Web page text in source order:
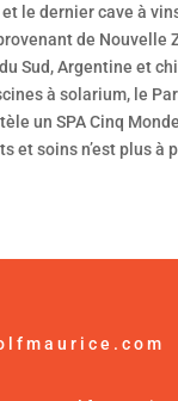
le dernier cave à
de Nouvelle
Sud, Argentine et
à solarium, le
un SPA Cinq
et soins n’est plus à